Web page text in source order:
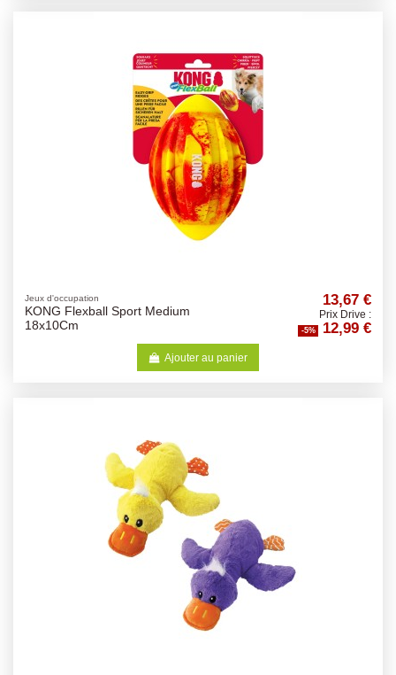
Jeux d'occupation
KONG Flexball Sport Medium
18x10Cm
13,67 €
Prix Drive :
-5% 12,99 €
Ajouter au panier